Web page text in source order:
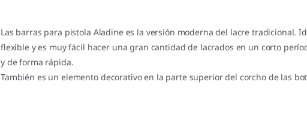
Las barras para pistola Aladine es la versión moderna del lacre tradicional.
flexible y es muy fácil hacer una gran cantidad de lacrados en un corto
y de forma rápida.
También es un elemento decorativo en la parte superior del corcho de las